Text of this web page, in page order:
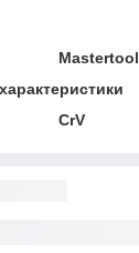
Mastertool
CrV